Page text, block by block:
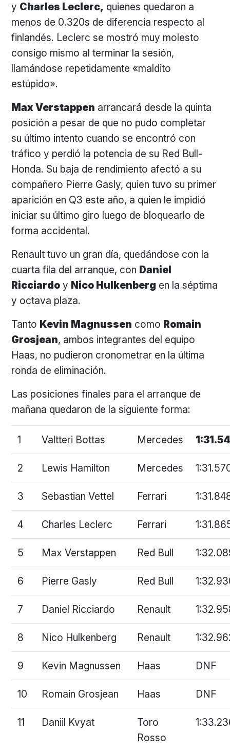
y Charles Leclerc, quienes quedaron a
menos de 0.320s de diferencia respecto al
finlandés. Leclerc se mostró muy molesto
consigo mismo al terminar la sesión,
llamándose repetidamente «maldito
estúpido».
Max Verstappen arrancará desde la quinta
posición a pesar de que no pudo completar
su último intento cuando se encontró con
tráfico y perdió la potencia de su Red Bull-
Honda. Su baja de rendimiento afectó a su
compañero Pierre Gasly, quien tuvo su primer
aparición en Q3 este año, a quien le impidió
iniciar su último giro luego de bloquearlo de
forma accidental.
Renault tuvo un gran día, quedándose con la
cuarta fila del arranque, con Daniel
Ricciardo y Nico Hulkenberg en la séptima
y octava plaza.
Tanto Kevin Magnussen como Romain
Grosjean, ambos integrantes del equipo
Haas, no pudieron cronometrar en la última
ronda de eliminación.
Las posiciones finales para el arranque de
mañana quedaron de la siguiente forma:
1 Valtteri Bottas Mercedes
2 Lewis Hamilton Mercedes
3 Sebastian Vettel Ferrari
4 Charles Leclerc Ferrari
5 Max Verstappen Red Bull
6 Pierre Gasly Red Bull
7 Daniel Ricciardo Renault
8 Nico Hulkenberg Renault
9 Kevin Magnussen Haas DNF
10 Romain Grosjean Haas DNF
11 Daniil Kvyat
Toro
Rosso